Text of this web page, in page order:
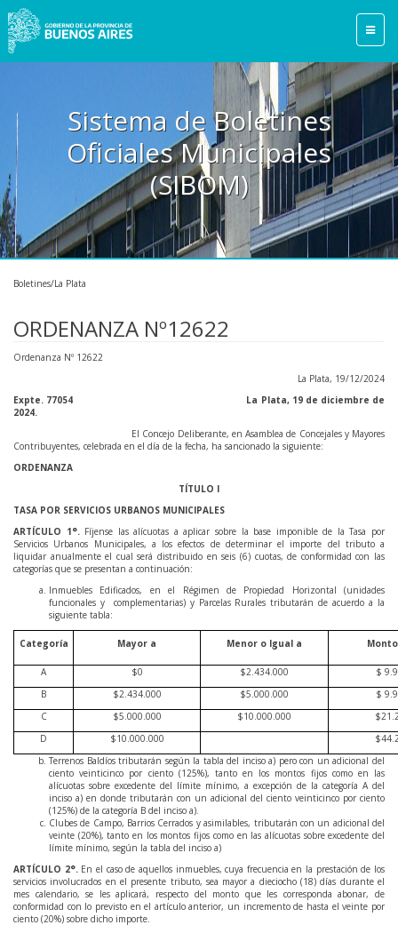
Sistema de Boletines
Oficiales Municipales
(SIBOM)
Boletines/La Plata
ORDENANZA Nº12622
Ordenanza Nº 12622
La Plata, 19/12/2024
Expte. 77054 La Plata, 19 de diciembre de
2024.
El Concejo Deliberante, en Asamblea de Concejales y Mayores
Contribuyentes, celebrada en el día de la fecha, ha sancionado la siguiente:
ORDENANZA
TÍTULO I
TASA POR SERVICIOS URBANOS MUNICIPALES
ARTÍCULO 1°. Fíjense las alícuotas a aplicar sobre la base imponible de la Tasa por
Servicios Urbanos Municipales, a los efectos de determinar el importe del tributo a
liquidar anualmente el cual será distribuido en seis (6) cuotas, de conformidad con las
categorías que se presentan a continuación:
Inmuebles Edificados, en el Régimen de Propiedad Horizontal (unidades
funcionales y complementarias) y Parcelas Rurales tributarán de acuerdo a la
siguiente tabla:
Categoría Mayor a Menor o Igual a
A $0 $2.434.000
$
B
$2.434.000 $5.000.000
$
C
$5.000.000 $10.000.000
D
$10.000.000
Terrenos Baldíos tributarán según la tabla del inciso a) pero con un adicional del
ciento veinticinco por ciento (125%), tanto en los montos fijos como en las
alícuotas sobre excedente del límite mínimo, a excepción de la categoría A del
inciso a) en donde tributarán con un adicional del ciento veinticinco por ciento
(125%) de la categoría B del inciso a).
Clubes de Campo, Barrios Cerrados y asimilables, tributarán con un adicional del
veinte (20%), tanto en los montos fijos como en las alícuotas sobre excedente del
límite mínimo, según la tabla del inciso a)
ARTÍCULO 2°. En el caso de aquellos inmuebles, cuya frecuencia en la prestación de los
servicios involucrados en el presente tributo, sea mayor a dieciocho (18) días durante el
mes calendario, se les aplicará, respecto del monto que les corresponda abonar, de
conformidad con lo previsto en el artículo anterior, un incremento de hasta el veinte por
ciento (20%) sobre dicho importe.